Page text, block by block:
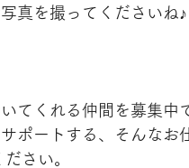
真を撮ってくださいね♪
てくれる仲間を募集中
ポートする、そんなお
さい。